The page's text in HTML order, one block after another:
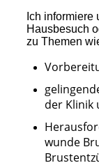
Ich informiere
Hausbesuch
zu Themen
der Klinik
wunde